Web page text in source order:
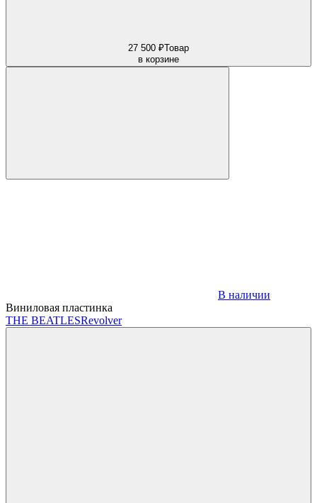
27 500 ₽Товар
в корзине
В наличии
Виниловая пластинка
THE BEATLESRevolver